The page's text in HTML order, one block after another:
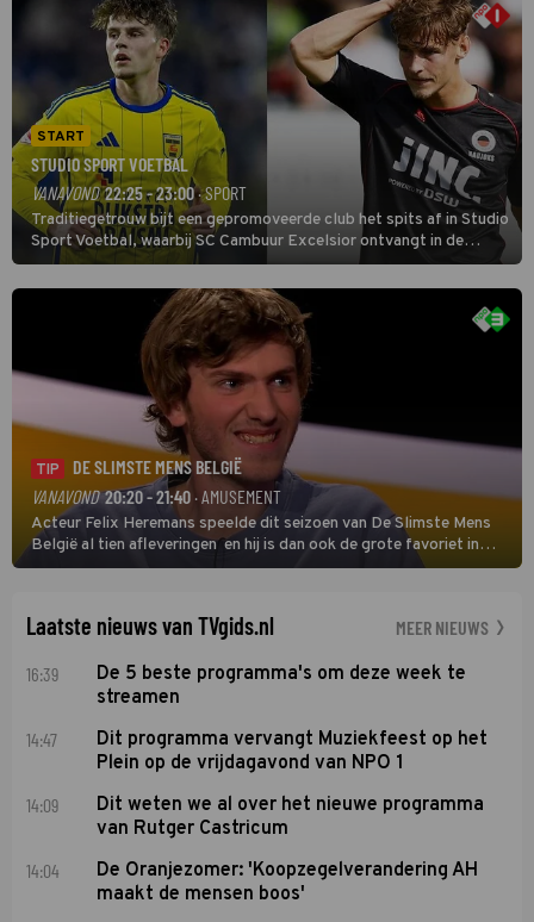
START
STUDIO SPORT VOETBAL
VANAVOND 22:25 - 23:00· SPORT
Traditiegetrouw bijt een gepromoveerde club het spits af in Studio
Sport Voetbal, waarbij SC Cambuur Excelsior ontvangt in de
eerste wedstrijd van het nieuwe Eredivisieseizoen. De nieuwe
oefenmeester is Johan Plat en hij wil aanvallend voetballen.
TIP
DE SLIMSTE MENS BELGIË
VANAVOND 20:20 - 21:40· AMUSEMENT
Acteur Felix Heremans speelde dit seizoen van De Slimste Mens
België al tien afleveringen en hij is dan ook de grote favoriet in
deze seizoensfinale. En er is Nederlandse inbreng, want komiek
Laatste nieuws van TVgids.nl MEER NIEUWS
16:39
De 5 beste programma's om deze week te
streamen
14:47
Dit programma vervangt Muziekfeest op het
Plein op de vrijdagavond van NPO 1
14:09
Dit weten we al over het nieuwe programma
van Rutger Castricum
14:04
De Oranjezomer: 'Koopzegelverandering AH
maakt de mensen boos'